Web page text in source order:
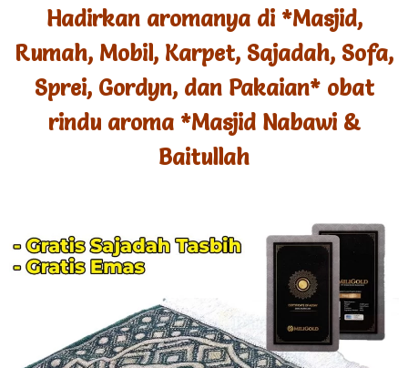
Hadirkan aromanya di *Masjid,
Rumah, Mobil, Karpet, Sajadah, Sofa,
Sprei, Gordyn, dan Pakaian* obat
rindu aroma *Masjid Nabawi &
Baitullah